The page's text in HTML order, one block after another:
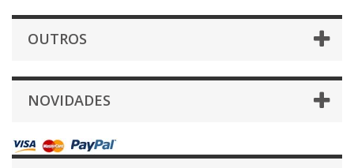
OUTROS
NOVIDADES